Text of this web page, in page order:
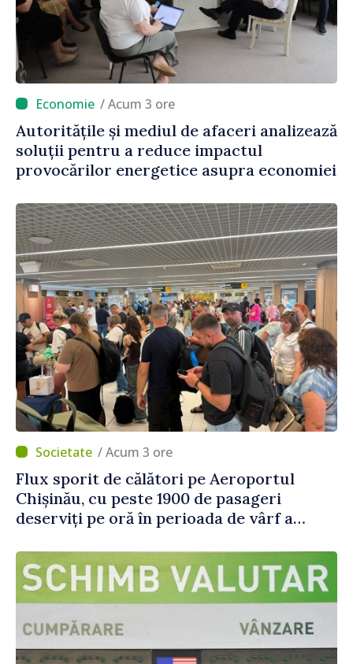
/ Acum 3 ore
Autoritățile și mediul de afaceri analizează
soluții pentru a reduce impactul
provocărilor energetice asupra economiei
/ Acum 3 ore
Flux sporit de călători pe Aeroportul
Chișinău, cu peste 1900 de pasageri
deserviți pe oră în perioada de vârf a